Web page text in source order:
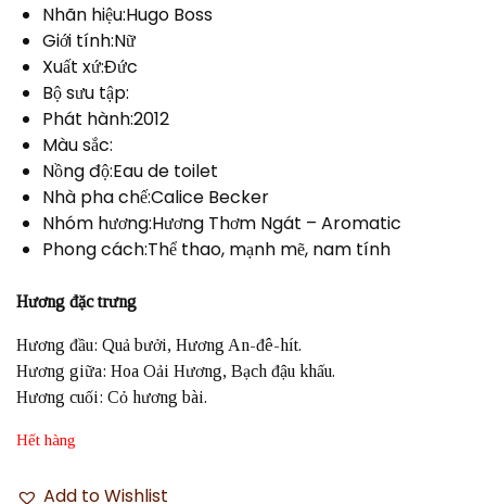
Nhãn hiệu:Hugo Boss
Giới tính:Nữ
Xuất xứ:Đức
Bộ sưu tập:
Phát hành:2012
Màu sắc:
Nồng độ:Eau de toilet
Nhà pha chế:Calice Becker
Nhóm hương:Hương Thơm Ngát – Aromatic
Phong cách:Thể thao, mạnh mẽ, nam tính
Hương đặc trưng
Hương đầu: Quả bưởi, Hương An-đê-hít.
Hương giữa: Hoa Oải Hương, Bạch đậu khấu.
Hương cuối: Cỏ hương bài.
Hết hàng
Add to Wishlist